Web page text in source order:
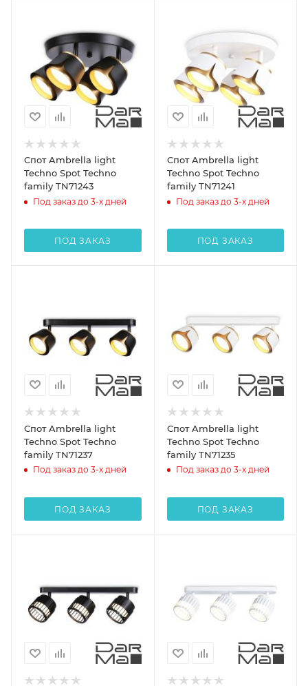
Спот Ambrella light
Techno Spot Techno
family TN71243
Под заказ до 3-х дней
ПОД ЗАКАЗ
Спот Ambrella light
Techno Spot Techno
family TN71241
Под заказ до 3-х дней
ПОД ЗАКАЗ
Спот Ambrella light
Techno Spot Techno
family TN71237
Под заказ до 3-х дней
ПОД ЗАКАЗ
Спот Ambrella light
Techno Spot Techno
family TN71235
Под заказ до 3-х дней
ПОД ЗАКАЗ